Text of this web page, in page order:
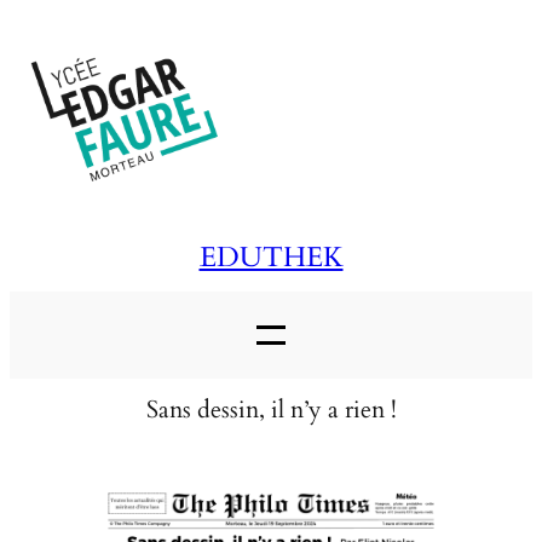
au
contenu
EDUTHEK
Sans dessin, il n’y a rien !